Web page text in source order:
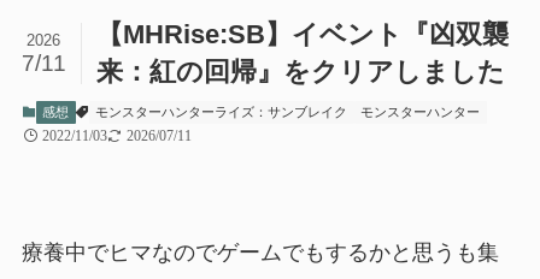
【MHRise:SB】イベント『凶双襲
来：紅の回帰』をクリアしました
2026
7/11
感想 モンスターハンターライズ：サンブレイク
モンスターハンター
2022/11/03
2026/07/11
療養中でヒマなのでゲームでもするかと思うも集